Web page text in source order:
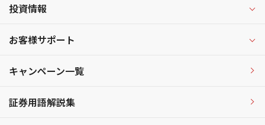
投資情報
お客様サポート
キャンペーン一覧
証券用語解説集